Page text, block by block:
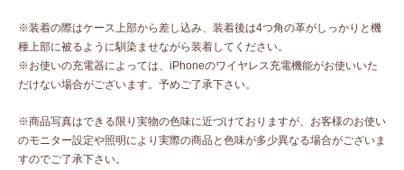
※装着の際はケース上部から差し込み、装着後は4つ角の革がしっかりと機
種上部に被るように馴染ませながら装着してください。
※お使いの充電器によっては、iPhoneのワイヤレス充電機能がお使いいた
だけない場合がございます。予めご了承下さい。
※商品写真はできる限り実物の色味に近づけておりますが、お客様のお使い
のモニター設定や照明により実際の商品と色味が多少異なる場合がございま
すのでご了承下さい。